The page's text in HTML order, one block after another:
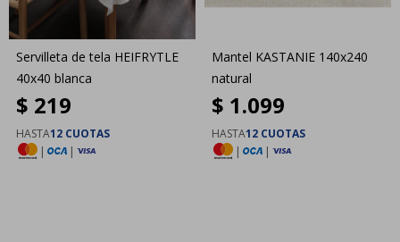
Servilleta de tela HEIFRYTLE
40x40 blanca
$ 219
HASTA12 CUOTAS
|
|
Mantel KASTANIE 140x240
natural
$ 1.099
HASTA12 CUOTAS
|
|